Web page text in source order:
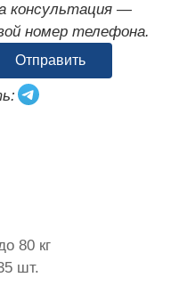
консультация —
номер телефона.
Отправить
80 кг
шт.